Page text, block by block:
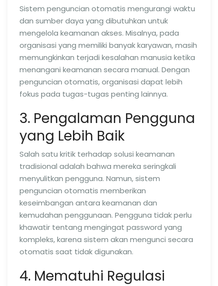
Sistem penguncian otomatis mengurangi waktu
dan sumber daya yang dibutuhkan untuk
mengelola keamanan akses. Misalnya, pada
organisasi yang memiliki banyak karyawan, masih
memungkinkan terjadi kesalahan manusia ketika
menangani keamanan secara manual. Dengan
penguncian otomatis, organisasi dapat lebih
fokus pada tugas-tugas penting lainnya.
3. Pengalaman Pengguna
yang Lebih Baik
Salah satu kritik terhadap solusi keamanan
tradisional adalah bahwa mereka seringkali
menyulitkan pengguna. Namun, sistem
penguncian otomatis memberikan
keseimbangan antara keamanan dan
kemudahan penggunaan. Pengguna tidak perlu
khawatir tentang mengingat password yang
kompleks, karena sistem akan mengunci secara
otomatis saat tidak digunakan.
4. Mematuhi Regulasi